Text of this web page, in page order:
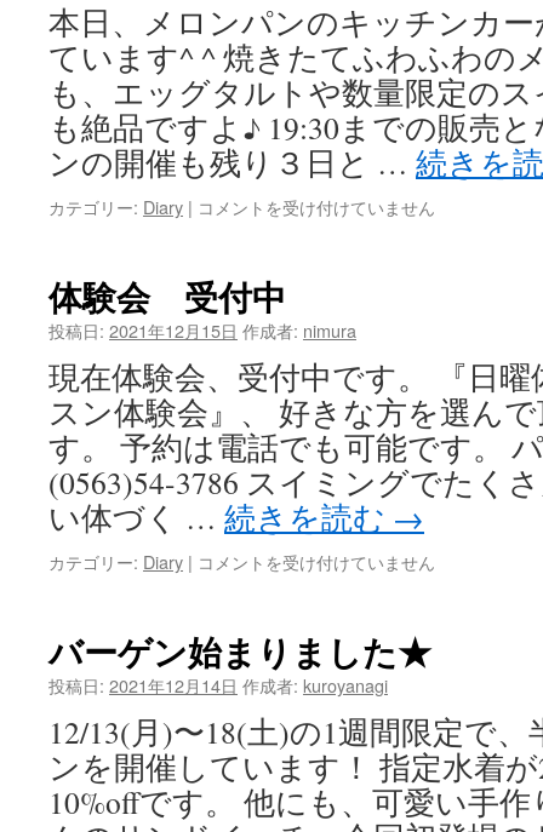
本日、メロンパンのキッチンカ
ています^ ^ 焼きたてふわふわの
も、エッグタルトや数量限定の
も絶品ですよ♪ 19:30までの販売
ンの開催も残り３日と … 続きを
カテゴリー: Diary | バ
ン
残
り
日
で
す！
は
コメントを受け付けていません
体験会 受付中
投稿日: 2021年12月15日 作成者: nimura
現在体験会、受付中です。 『日
スン体験会』、 好きな方を選ん
す。 予約は電話でも可能です。
(0563)54-3786 スイミングでたく
い体づく … 続きを読む →
カテゴリー: Diary | 体
受
付
中
コメントを受け付けていません
バーゲン始まりました★
投稿日: 2021年12月14日 作成者: kuroyanagi
12/13(月)〜18(土)の1週間限定で
ンを開催しています！ 指定水着
10%offです。 他にも、可愛い手